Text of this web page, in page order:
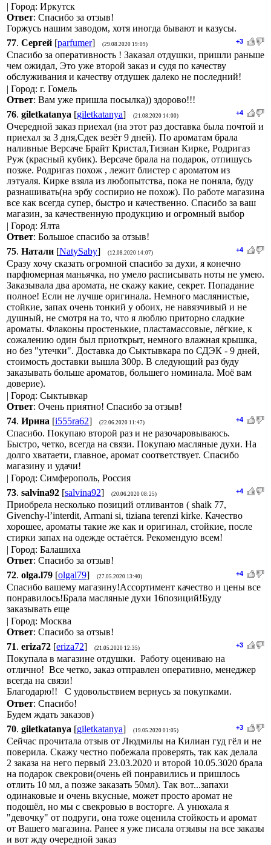
| Город: Иркутск
Ответ: Спасибо за отзыв!
Горжусь нашим заводом, хотя иногда бывают и казусы.
+3
77. Сергей [parfumer] (29.08.2020 19:09)
Спасибо за оперативность ! Заказал отдушки, пришли раньше
чем ожидал, Это уже второй заказ и судя по качеству
обслуживания и качеству отдушек далеко не последний!
| Город: г. Гомель
Ответ: Вам уже пришла посылка)) здорово!!!
+4
76. giletkatanya [giletkatanya] (21.08.2020 14:00)
Очередной заказ приехал (на этот раз доставка была почтой и
приехал за 3 дня,Сдек везёт 9 дней). По ароматам брала
наливные Версаче Брайт Кристал,Тизиан Кирке, Родригаз
Руж (красный кубик). Версаче брала на подарок, отпишусь
позже. Родригаз похож , лежит блистер с ароматом из
лэтуаля. Кирке взяла из любопытства, пока не поняла, буду
разнашивать(на эрбу соспирио не похож). По работе магазина
все как всегда супер, быстро и качественно. Спасибо за ваш
магазин, за качественную продукцию и огромный выбор
| Город: Ялта
Ответ: Большое спасибо за отзыв!
+4
75. Натали [NatySaby] (12.08.2020 14:07)
Сразу хочу сказать огромной спасибо за духи, я конечно
парфюмерная маньячка, но умело расписывать ноты не умею.
Заказывала два аромата, не скажу какие, секрет. Попадание
полное! Если не лучше оригинала. Немного маслянистые,
стойкие, запах очень тонкий у обоих, не навязчивый и не
душный, не смотря на то, что я люблю приторно сладкие
ароматы. Флаконы простенькие, пластамассовые, лёгкие, к
сожалению один был приоткрыт, немного влажная крышка,
но без "утечки". Доставка до Сыктывкара по СДЭК - 9 дней,
стоимость доставки вышла 300р. В следующий раз буду
заказывать больше ароматов, большего номинала. Моё вам
доверие).
| Город: Сыктывкар
Ответ: Очень приятно! Спасибо за отзыв!
+4
74. Ирина [i555ra62] (22.06.2020 11:47)
Спасибо. Покупаю второй раз и не разочаровываюсь.
Быстро, четко, всегда на связи. Покупаю масляные духи. На
долго хватаети, главное, аромат соответствует. Спасибо
магазину и удачи!
| Город: Симферополь, Россия
+4
73. salvina92 [salvina92] (20.06.2020 08:25)
Приобрела несколько позиций отливантов ( shaik 77,
Givenchy-l’interdit, Armani si, tiziana terenzi kirke. Качество
хорошее, ароматы такие же как и оригинал, стойкие, после
стирки запах на одежде остаётся. Рекомендую всем!
| Город: Балашиха
Ответ: Спасибо за отзыв!
+4
72. olga.l79 [olgal79] (27.05.2020 13:40)
Спасибо вашему магазину!Ассортимент качество и цены все
понравилось!Брала масляные духи 16позиций!Буду
заказывать еще
| Город: Москва
Ответ: Спасибо за отзыв!
+3
71. eriza72 [eriza72] (21.05.2020 12:35)
Покупала в магазине отдушки. Работу оцениваю на
отлично! Все четко, заказ отправлен оперативно, менеджер
всегда на связи!
Благодарю!! С удовольствием вернусь за покупками.
Ответ: Спасибо!
Будем ждать заказов)
+3
70. giletkatanya [giletkatanya] (19.05.2020 01:05)
Сейчас прочитала отзыв от Людмилы на Килиан гуд гёл и не
поверила. Скажу честно побежала проверять, так как делала
2 заказа на него первый 23.03.2020 и второй 10.05.3020 брала
на подарок свекрови(очень ей понравились и пришлось
отлить 10 мл, а позже заказать 50мл). Так вот...запахи
одинаковые и очень вкусные, может просто аромат не
подошёл, но мы с свекровью в восторге. А унюхала я
"девочку" от подруги, она тоже оценила стойкость и аромат
от Вашего магазина. Ранее я уже писала отзывы на все заказы
и вот жду очередной заказ